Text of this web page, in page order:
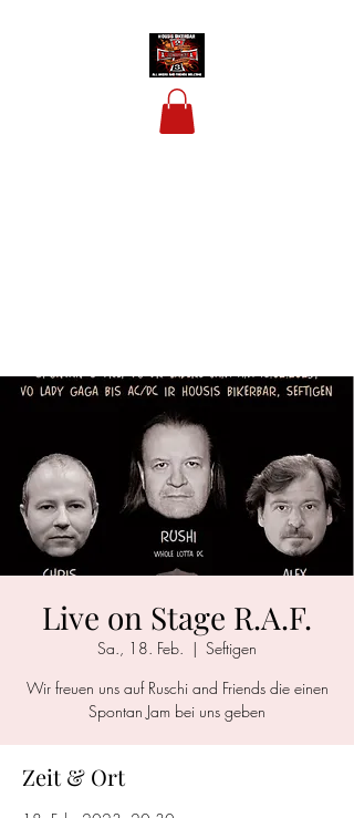
Live on Stage R.A.F.
Sa., 18. Feb.
  |
Seftigen
Wir freuen uns auf Ruschi and Friends die einen
Spontan Jam bei uns geben
Zeit & Ort